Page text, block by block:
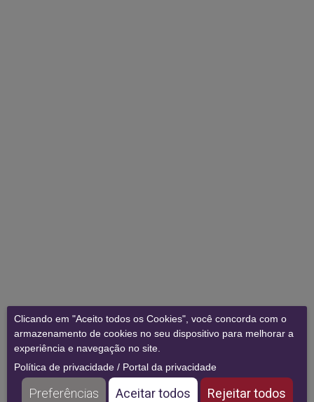
Clicando em "Aceito todos os Cookies", você concorda com o
armazenamento de cookies no seu dispositivo para melhorar a
experiência e navegação no site.
Política de privacidade / Portal da privacidade
Preferências Aceitar todos Rejeitar todos